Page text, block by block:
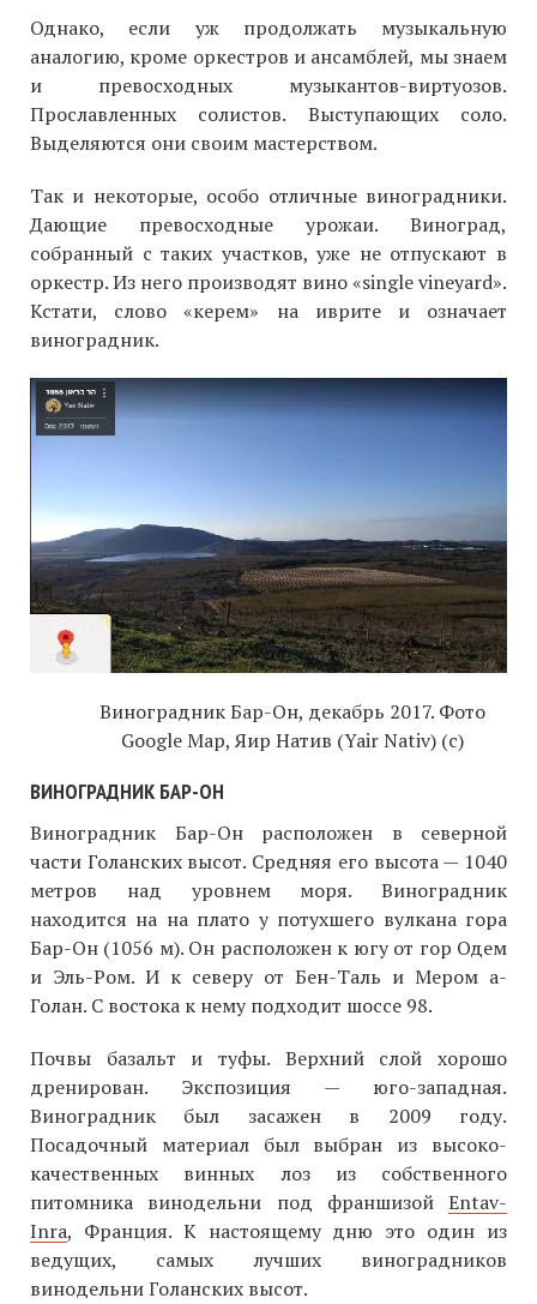
Однако, если уж продолжать музыкальную
аналогию, кроме оркестров и ансамблей, мы знаем
и превосходных музыкантов-виртуозов.
Прославленных солистов. Выступающих соло.
Выделяются они своим мастерством.
Так и некоторые, особо отличные виноградники.
Дающие превосходные урожаи. Виноград,
собранный с таких участков, уже не отпускают в
оркестр. Из него производят вино «single vineyard».
Кстати, слово «керем» на иврите и означает
виноградник.
Виноградник Бар-Он, декабрь 2017. Фото
Google Map, Яир Натив (Yair Nativ) (c)
ВИНОГРАДНИК БАР-ОН
Виноградник Бар-Он расположен в северной
части Голанских высот. Средняя его высота — 1040
метров над уровнем моря. Виноградник
находится на на плато у потухшего вулкана гора
Бар-Он (1056 м). Он расположен к югу от гор Одем
и Эль-Ром. И к северу от Бен-Таль и Мером а-
Голан. С востока к нему подходит шоссе 98.
Почвы базальт и туфы. Верхний слой хорошо
дренирован. Экспозиция — юго-западная.
Виноградник был засажен в 2009 году.
Посадочный материал был выбран из высоко-
качественных винных лоз из собственного
питомника винодельни под франшизой Entav-
Inra, Франция. К настоящему дню это один из
ведущих, самых лучших виноградников
винодельни Голанских высот.